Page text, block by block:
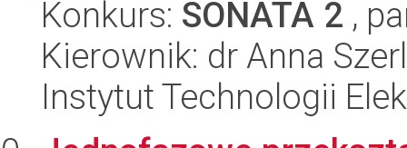
Konkurs: SONATA 2 ,
Kierownik: dr Anna
Instytut Technologii